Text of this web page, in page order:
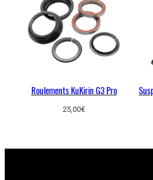
Roulements KuKirin G3 Pro
25,00€